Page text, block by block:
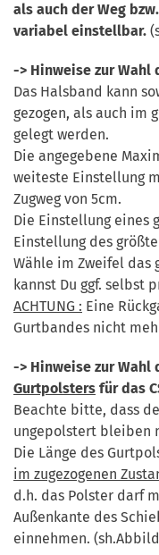
als auch der Weg
variabel einstellbar.
-> Hinweise zur Wahl
Das Halsband kann
gezogen, als auch im
gelegt werden.
Die angegebene
weiteste Einstellung
Zugweg von 5cm.
Die Einstellung eines
Einstellung des
Wähle im Zweifel das
kannst Du ggf. selbst
ACHTUNG : Eine
Gurtbandes nicht
-> Hinweise zur Wahl
Gurtpolsters für das
Beachte bitte, dass
ungepolstert bleiben
Die Länge des
im zugezogenen
d.h. das Polster darf
Außenkante des
einnehmen.